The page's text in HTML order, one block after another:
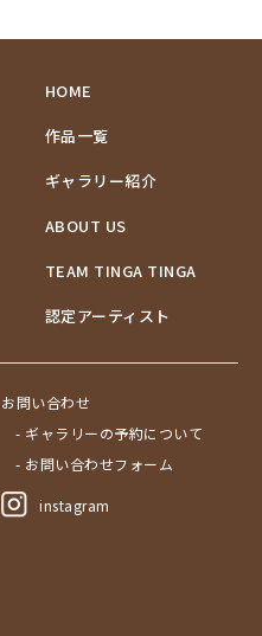
HOME
作品一覧
ギャラリー紹介
ABOUT US
TEAM TINGA TINGA
認定アーティスト
お問い合わせ
- ギャラリーの予約について
- お問い合わせフォーム
instagram